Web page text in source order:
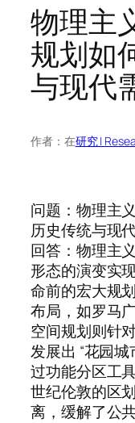
物理主
规划如
与现代
作者： 在研究 |
问题：物理主
历史传统与现
回答：物理主
形态的演变实
命前的宏大规
布局，如罗马
空间规划则针
发展出 “花园城
过功能分区工
世纪伦敦的区
离，缓解了公